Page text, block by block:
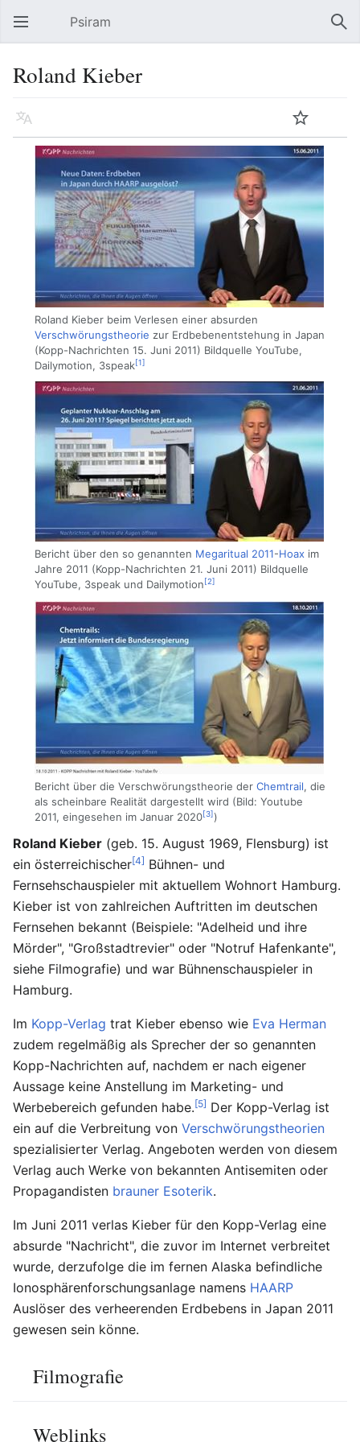
Hauptmenü öffnen Psiram
Roland Kieber
Sprache Beobachten
Roland Kieber beim Verlesen einer absurden
Verschwörungstheorie zur Erdbebenentstehung in Japan
(Kopp-Nachrichten 15. Juni 2011) Bildquelle YouTube,
Dailymotion, 3speak[1]
Bericht über den so genannten Megaritual 2011-Hoax im
Jahre 2011 (Kopp-Nachrichten 21. Juni 2011) Bildquelle
YouTube, 3speak und Dailymotion [2]
Bericht über die Verschwörungstheorie der Chemtrail, die
als scheinbare Realität dargestellt wird (Bild: Youtube
2011, eingesehen im Januar 2020[3])
Roland Kieber (geb. 15. August 1969, Flensburg) ist
ein österreichischer[4] Bühnen- und
Fernsehschauspieler mit aktuellem Wohnort Hamburg.
Kieber ist von zahlreichen Auftritten im deutschen
Fernsehen bekannt (Beispiele: "Adelheid und ihre
Mörder", "Großstadtrevier" oder "Notruf Hafenkante",
siehe Filmografie) und war Bühnenschauspieler in
Hamburg.
Im Kopp-Verlag trat Kieber ebenso wie Eva Herman
zudem regelmäßig als Sprecher der so genannten
Kopp-Nachrichten auf, nachdem er nach eigener
Aussage keine Anstellung im Marketing- und
Werbebereich gefunden habe.[5] Der Kopp-Verlag ist
ein auf die Verbreitung von Verschwörungstheorien
spezialisierter Verlag. Angeboten werden von diesem
Verlag auch Werke von bekannten Antisemiten oder
Propagandisten brauner Esoterik.
Im Juni 2011 verlas Kieber für den Kopp-Verlag eine
absurde "Nachricht", die zuvor im Internet verbreitet
wurde, derzufolge die im fernen Alaska befindliche
Ionosphärenforschungsanlage namens HAARP
Auslöser des verheerenden Erdbebens in Japan 2011
gewesen sein könne.
Filmografie
Weblinks